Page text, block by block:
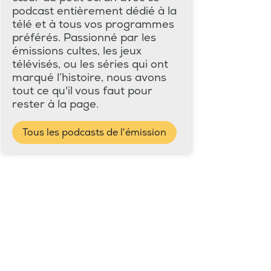
podcast entièrement dédié à la
télé et à tous vos programmes
préférés. Passionné par les
émissions cultes, les jeux
télévisés, ou les séries qui ont
marqué l’histoire, nous avons
tout ce qu'il vous faut pour
rester à la page.
Tous les podcasts de l'émission